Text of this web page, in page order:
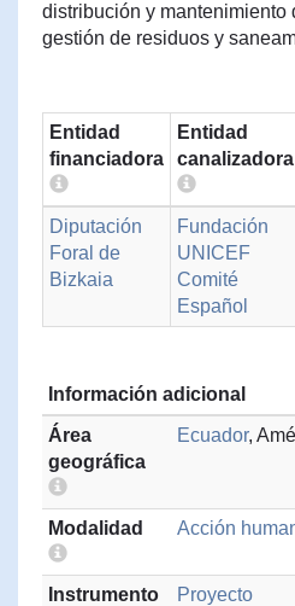
distribución y mantenimiento
gestión de residuos y
Entidad
financiadora
Entidad
canalizadora
Diputación
Foral de
Bizkaia
Fundación
UNICEF
Comité
Español
Información adicional
Área
geográfica
Ecuador,
Modalidad Acción
Instrumento
Proyecto